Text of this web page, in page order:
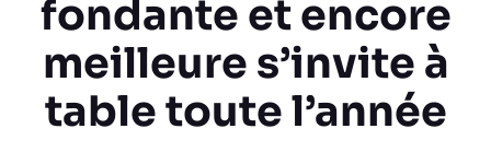
fondante et encore
meilleure s’invite à
table toute l’année